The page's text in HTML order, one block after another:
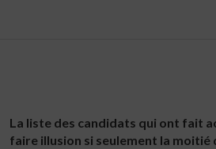
La liste des candidats qui ont fait
faire illusion si seulement la moitié